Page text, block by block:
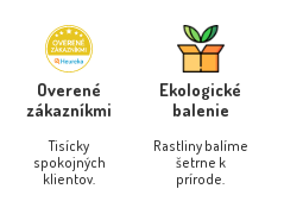
Overené
zákazníkmi
Tisícky
spokojných
klientov.
Ekologické
balenie
Rastliny balíme
šetrne k
prírode.